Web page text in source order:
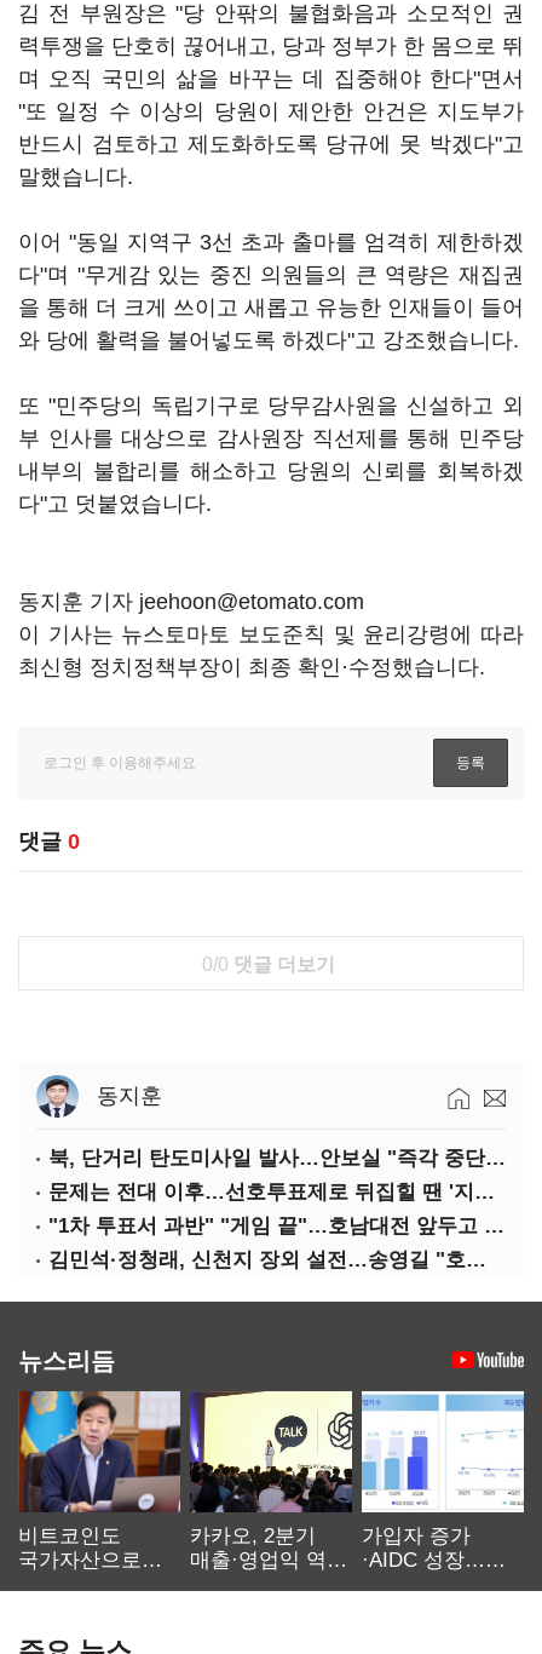
김 전 부원장은 "당 안팎의 불협화음과 소모적인 권
력투쟁을 단호히 끊어내고, 당과 정부가 한 몸으로 뛰
며 오직 국민의 삶을 바꾸는 데 집중해야 한다"면서
"또 일정 수 이상의 당원이 제안한 안건은 지도부가
반드시 검토하고 제도화하도록 당규에 못 박겠다"고
말했습니다.
이어 "동일 지역구 3선 초과 출마를 엄격히 제한하겠
다"며 "무게감 있는 중진 의원들의 큰 역량은 재집권
을 통해 더 크게 쓰이고 새롭고 유능한 인재들이 들어
와 당에 활력을 불어넣도록 하겠다"고 강조했습니다.
또 "민주당의 독립기구로 당무감사원을 신설하고 외
부 인사를 대상으로 감사원장 직선제를 통해 민주당
내부의 불합리를 해소하고 당원의 신뢰를 회복하겠
다"고 덧붙였습니다.
동지훈 기자 jeehoon@etomato.com
이 기사는 뉴스토마토 보도준칙 및 윤리강령에 따라
최신형 정치정책부장이 최종 확인·수정했습니다.
댓글 0
0/0 댓글 더보기
동지훈
북, 단거리 탄도미사일 발사…안보실 "즉각 중단 촉구"
문제는 전대 이후…선호투표제로 뒤집힐 땐 '지지층 불복'
"1차 투표서 과반" "게임 끝"…호남대전 앞두고 '충돌'
김민석·정청래, 신천지 장외 설전…송영길 "호남 계몽 규탄"
뉴스리듬
비트코인도
국가자산으로…'
카카오, 2분기
매출·영업익 역대
가입자 증가
·AIDC 성장…